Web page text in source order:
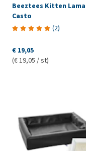
Beeztees Kitten Lama
Casto
(2)
€ 19,05
(€ 19,05 / st)